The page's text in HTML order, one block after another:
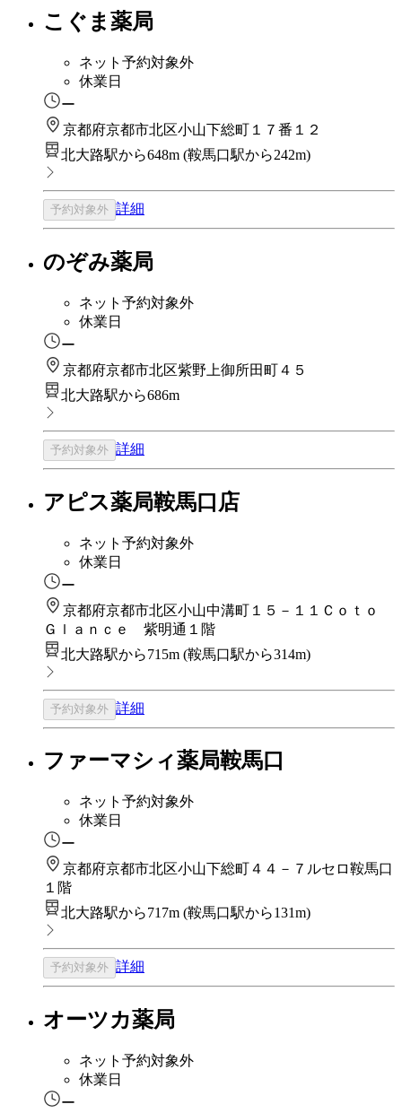
こぐま薬局
ネット予約対象外
休業日
ー
京都府京都市北区小山下総町１７番１２
北大路駅から648m (鞍馬口駅から242m)
予約対象外 詳細
のぞみ薬局
ネット予約対象外
休業日
ー
京都府京都市北区紫野上御所田町４５
北大路駅から686m
予約対象外 詳細
アピス薬局鞍馬口店
ネット予約対象外
休業日
ー
京都府京都市北区小山中溝町１５－１１Ｃｏｔｏ
Ｇｌａｎｃｅ 紫明通１階
北大路駅から715m (鞍馬口駅から314m)
予約対象外 詳細
ファーマシィ薬局鞍馬口
ネット予約対象外
休業日
ー
京都府京都市北区小山下総町４４－７ルセロ鞍馬口
１階
北大路駅から717m (鞍馬口駅から131m)
予約対象外 詳細
オーツカ薬局
ネット予約対象外
休業日
ー